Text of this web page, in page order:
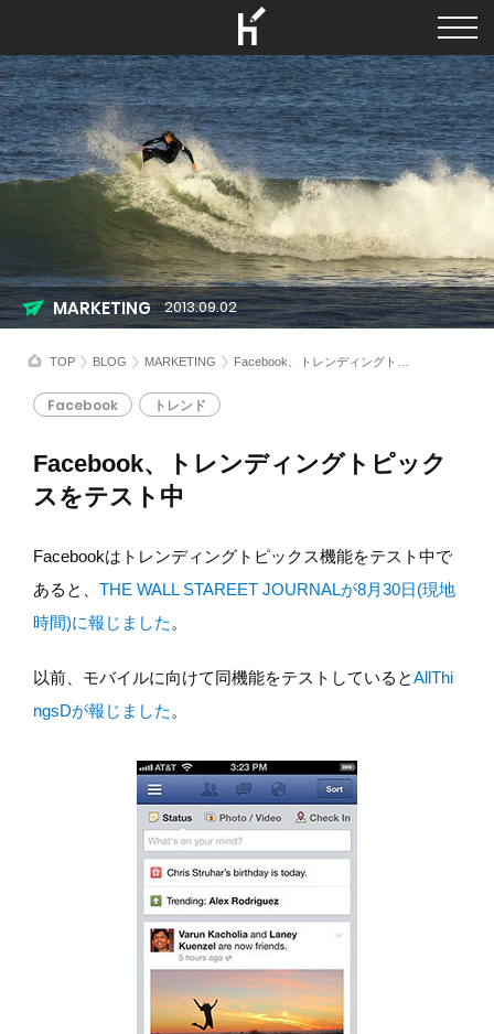
TOP BLOG MARKETING Facebook、トレンディングトピックスをテスト中
Facebook、トレンディングトピック
スをテスト中
Facebook トレンド
MARKETING 2013.09.02
Facebookはトレンディングトピックス機能をテスト中で
あると、 THE WALL STAREET JOURNALが8月30日(現地
時間)に報じました。
以前、モバイルに向けて同機能をテストしているとAllThi
ngsDが報じました。